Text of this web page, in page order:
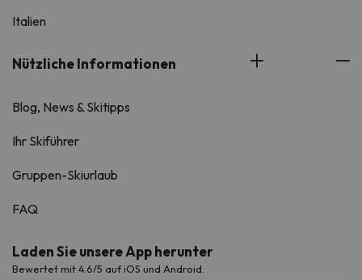
Italien
Nützliche Informationen
Blog, News & Skitipps
Ihr Skiführer
Gruppen-Skiurlaub
FAQ
Laden Sie unsere App herunter
Bewertet mit 4.6/5 auf iOS und Android.